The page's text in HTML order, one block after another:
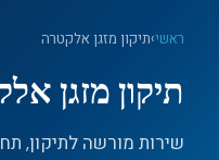
ראשי›תיקון מזגן אלקטרה
תיקון מזגן
שירות מורשה לתיקון,